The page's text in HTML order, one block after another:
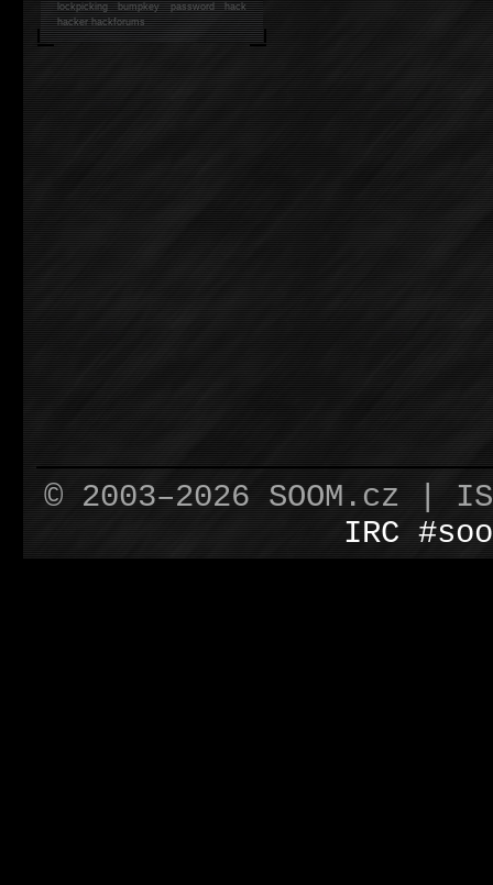
lockpicking bumpkey password hack
hackerhackforums
© 2003–2026 SOOM.cz |
IRC